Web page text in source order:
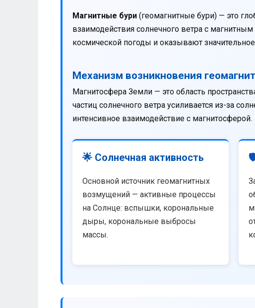
Магнитные бури (геомагнитные бури) — это
взаимодействия солнечного ветра с
космической погоды и оказывают
Механизм возникновения
Магнитосфера Земли — это область
частиц солнечного ветра усиливается из-за
интенсивное взаимодействие с магнитосферой.
🌟 Солнечная активность
Основной источник геомагнитных
возмущений — активные процессы
на Солнце: вспышки, корональные
дыры, корональные выбросы
массы.